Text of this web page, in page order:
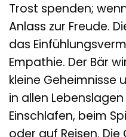
Trost spenden;
Anlass zur Freude.
das
Empathie. Der Bär
kleine Geheimnisse
in allen
Einschlafen, beim